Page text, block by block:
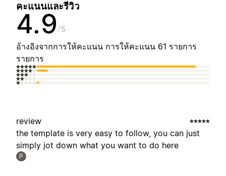
คะแนนและรีวิว
4.9 5
อ้างอิงจากการให้คะแนน การให้คะแนน 61 รายการ
รายการ
review
the template is very easy to follow, you can just
simply jot down what you want to do here
P